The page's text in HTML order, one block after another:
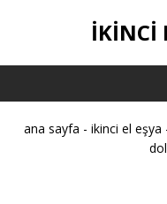
IKINCI
ana sayfa - ikinci el eşya